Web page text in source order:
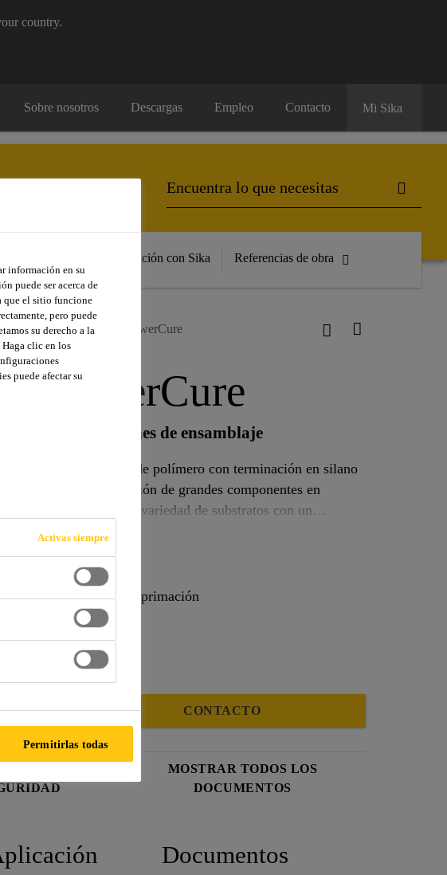
country.
Sobre nosotros Descargas Empleo Contacto Mi Sika
Formación con Sika Referencias de obra
Sikaflex®-554 PowerCure
PowerCure
para aplicaciones de ensamblaje
de adhesivo elástico de polímero con terminación en silano
diseñado para la unión de grandes componentes en
de sustratos sin imprimación
CONTACTO
MOSTRAR TODOS LOS
DOCUMENTOS
Documentos
información en su
puede ser acerca de
que el sitio funcione
pero puede
su derecho a la
clic en los
puede afectar su
Activas siempre
Permitirlas todas